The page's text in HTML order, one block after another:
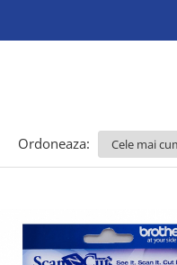
Ordoneaza: